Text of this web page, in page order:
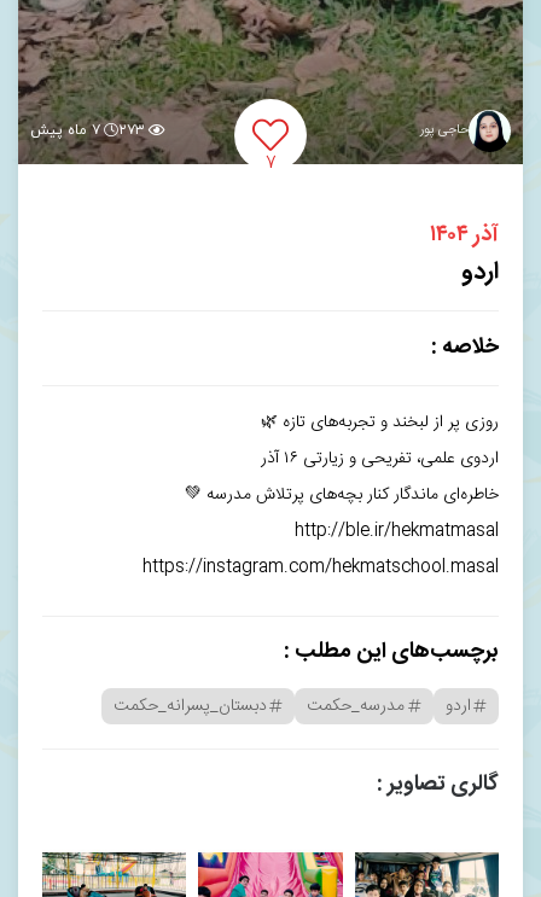
حاجی پور ۲۷۳ ۷ ماه پیش
۷
آذر ۱۴۰۴
اردو
خلاصه :
روزی پر از لبخند و تجربه‌های تازه 🌿
اردوی علمی، تفریحی و زیارتی ۱۶ آذر
خاطره‌ای ماندگار کنار بچه‌های پرتلاش مدرسه 💚
http://ble.ir/hekmatmasal
https://instagram.com/hekmatschool.masal
برچسب‌های این مطلب :
اردو مدرسه_حکمت دبستان_پسرانه_حکمت
گالری تصاویر :